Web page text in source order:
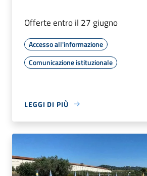
Offerte entro il 27 giugno
Accesso all'informazione
Comunicazione istituzionale
LEGGI DI PIÙ